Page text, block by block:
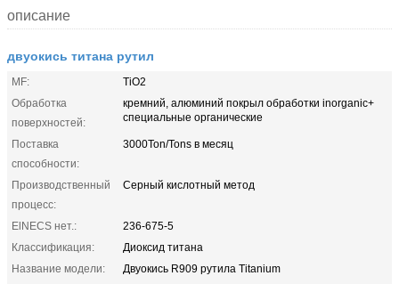
описание
двуокись титана рутил
MF:
TiO2
Обработка
поверхностей:
кремний, алюминий покрыл обработки inorganic+
специальные органические
Поставка
способности:
3000Ton/Tons в месяц
Производственный
процесс:
Серный кислотный метод
ElNECS нет.:
236-675-5
Классификация:
Диоксид титана
Название модели:
Двуокись R909 рутила Titanium